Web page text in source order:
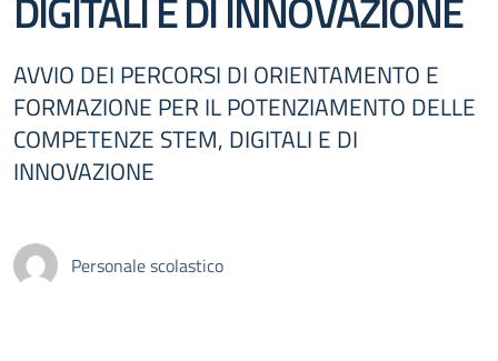
AVVIO DEI PERCORSI DI ORIENTAMENTO E
FORMAZIONE PER IL POTENZIAMENTO DELLE
COMPETENZE STEM, DIGITALI E DI
INNOVAZIONE
Personale scolastico